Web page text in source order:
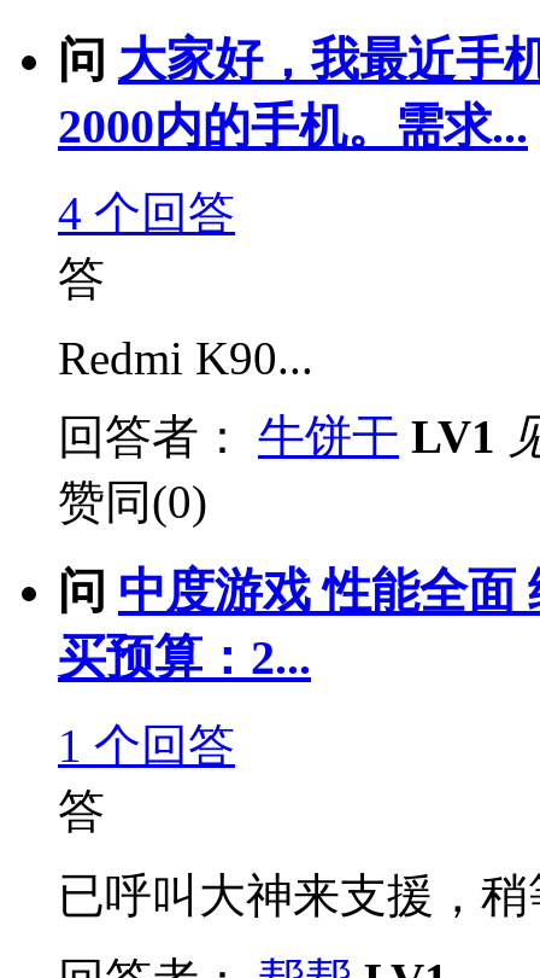
问 大家好，我最近手
2000内的手机。需求...
4 个回答
答
Redmi K90...
回答者：
牛饼干 LV1
赞同(0)
问 中度游戏 性能全面
买预算：2...
1 个回答
答
已呼叫大神来支援，